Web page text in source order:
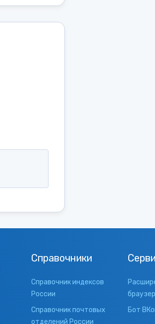
Справочники
Справочник индексов
России
Справочник почтовых
отделений России
Бот